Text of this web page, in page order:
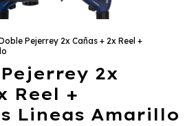
Pejerrey 2x Cañas + 2x Reel +
2x
Reel +
Lineas Amarillo